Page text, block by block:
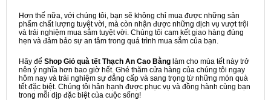
Hơn thế nữa, với chúng tôi, bạn sẽ không chỉ mua được những sản
phẩm chất lượng tuyệt vời, mà còn nhận được những dịch vụ vượt trội
và trải nghiệm mua sắm tuyệt vời. Chúng tôi cam kết giao hàng đúng
hẹn và đảm bảo sự an tâm trong quá trình mua sắm của bạn.
Hãy để Shop Giỏ quà tết Thạch An Cao Bằng làm cho mùa tết này trở
nên ý nghĩa hơn bao giờ hết. Ghé thăm cửa hàng của chúng tôi ngay
hôm nay và trải nghiệm sự đẳng cấp và sang trọng từ những món quà
tết đặc biệt. Chúng tôi hân hạnh được phục vụ và đồng hành cùng bạn
trong mỗi dịp đặc biệt của cuộc sống!